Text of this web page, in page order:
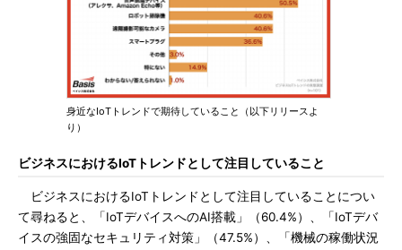
身近なIoTトレンドで期待していること（以下リリースよ
り）
ビジネスにおけるIoTトレンドとして注目していること
ビジネスにおけるIoTトレンドとして注目していることについ
て尋ねると、「IoTデバイスへのAI搭載」（60.4%）、「IoTデバ
イスの強固なセキュリティ対策」（47.5%）、「機械の稼働状況